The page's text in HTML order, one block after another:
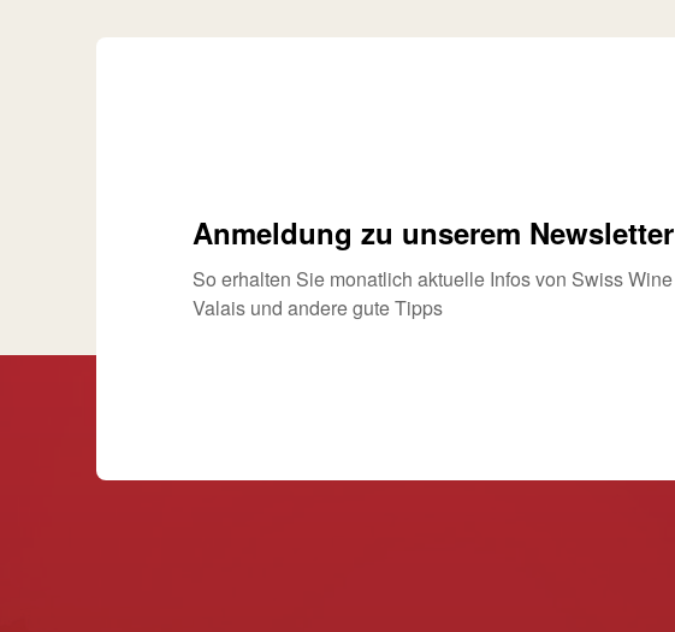
Anmeldung zu unserem Newsletter
So erhalten Sie monatlich aktuelle Infos von Swiss Wine
Valais und andere gute Tipps